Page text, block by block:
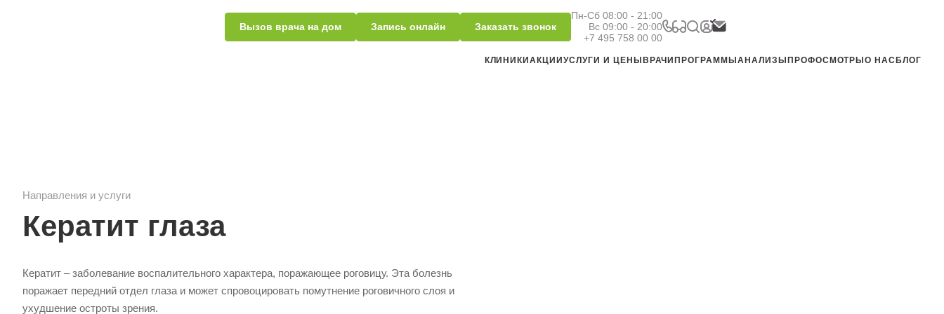
Вызов врача на дом Запись онлайн Заказать звонок
Пн-Сб 08:00 - 21:00
Вс 09:00 - 20:00
+7 495 758 00 00
КЛИНИКИАКЦИИУСЛУГИ И ЦЕНЫ ВРАЧИ ПРОГРАММЫАНАЛИЗЫ ПРОФОСМОТРЫО НАС БЛОГ
Направления и услуги
Кератит глаза
Кератит – заболевание воспалительного характера, поражающее роговицу. Эта болезнь
поражает передний отдел глаза и может спровоцировать помутнение роговичного слоя и
ухудшение остроты зрения.